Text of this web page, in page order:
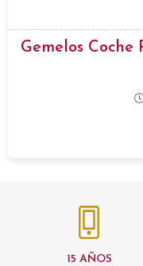
Gemelos Coche
15 AÑOS